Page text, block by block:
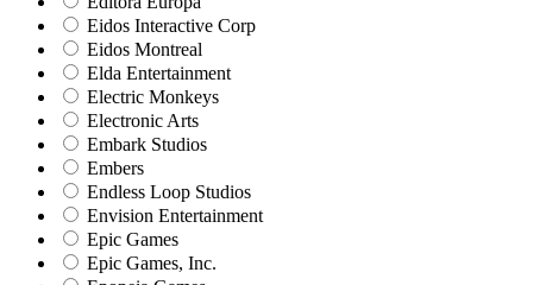
Eidos Interactive Corp
Eidos Montreal
Elda Entertainment
Electric Monkeys
Electronic Arts
Embark Studios
Embers
Endless Loop Studios
Envision Entertainment
Epic Games
Epic Games, Inc.